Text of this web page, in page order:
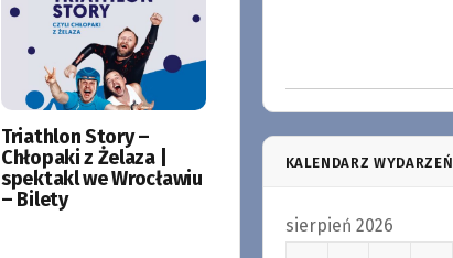
Triathlon Story –
Chłopaki z Żelaza |
spektakl we Wrocławiu
– Bilety
KALENDARZ WYDARZEŃ
sierpień 2026